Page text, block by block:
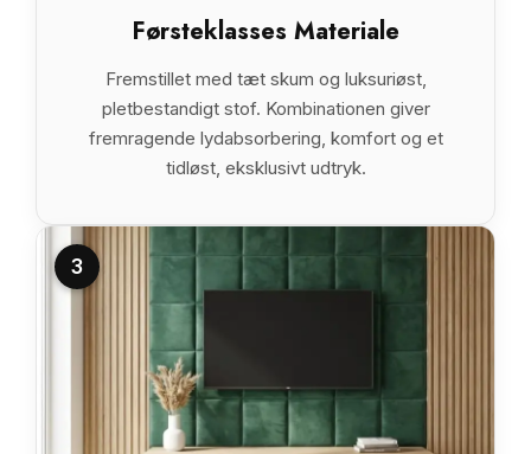
Førsteklasses Materiale
Fremstillet med tæt skum og luksuriøst,
pletbestandigt stof. Kombinationen giver
fremragende lydabsorbering, komfort og et
tidløst, eksklusivt udtryk.
3